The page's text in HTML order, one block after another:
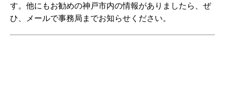
す。他にもお勧めの神戸市内の情報がありましたら、ぜ
ひ、メールで事務局までお知らせください。